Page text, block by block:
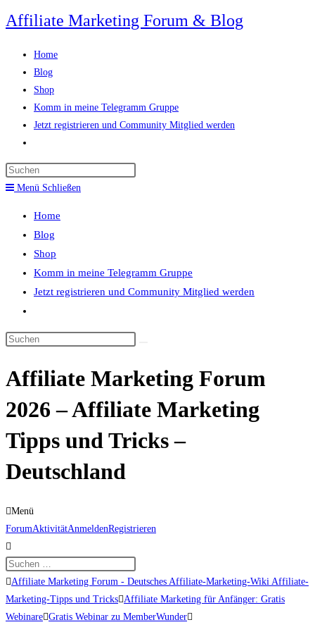
Zum
Inhalt
springen
Affiliate Marketing Forum & Blog
Home
Blog
Shop
Komm in meine Telegramm Gruppe
Jetzt registrieren und Community Mitglied werden
umschalten
panel.
Menü Schließen
Home
Blog
Shop
Komm in meine Telegramm Gruppe
Jetzt registrieren und Community Mitglied werden
umschalten
Diese
durchsuchen
Affiliate Marketing Forum
2026 – Affiliate Marketing
Tipps und Tricks –
Deutschland
Menü
Forum-
Navigation
ForumAktivitätAnmeldenRegistrieren
Forum-
Breadcrumbs
-
Affiliate Marketing Forum - Deutsches Affiliate-Marketing-Wiki Affiliate-
Marketing-Tipps und Tricks Affiliate Marketing für Anfänger: Gratis
Webinare Gratis Webinar zu MemberWunder